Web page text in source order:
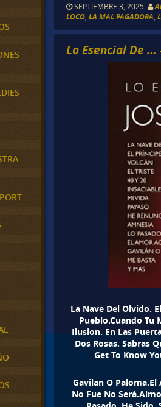
SEPTIEMBRE 3, 2025
LOCO ,LA MAL PAGADORA ,
Lo Esencial De …
La Nave Del Olvido.
Pueblo.Cuando Tu
Ilusion. En Las
Dos Rosas. Sabras
Get To Know
Gavilan O
No Fue No